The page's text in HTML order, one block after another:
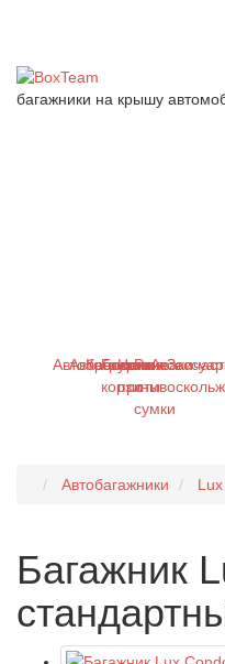
багажники на крышу
Автобагажники
Автобоксы
Крепления
Грузовые
корзины
Цепи
Рюкзаки
и
сумки
Автобагажники Lux
Багажник